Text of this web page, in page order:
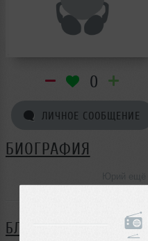
0
ЛИЧНОЕ СООБЩЕНИЕ
БИОГРАФИЯ
БЛОГ